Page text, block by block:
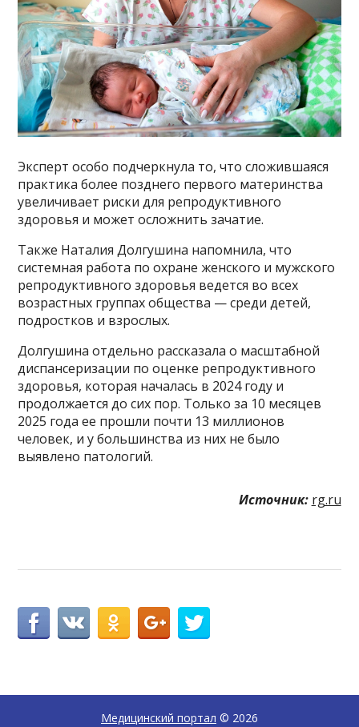
Эксперт особо подчеркнула то, что сложившаяся
практика более позднего первого материнства
увеличивает риски для репродуктивного
здоровья и может осложнить зачатие.
Также Наталия Долгушина напомнила, что
системная работа по охране женского и мужского
репродуктивного здоровья ведется во всех
возрастных группах общества — среди детей,
подростков и взрослых.
Долгушина отдельно рассказала о масштабной
диспансеризации по оценке репродуктивного
здоровья, которая началась в 2024 году и
продолжается до сих пор. Только за 10 месяцев
2025 года ее прошли почти 13 миллионов
человек, и у большинства из них не было
выявлено патологий.
Источник: rg.ru
Медицинский портал © 2026